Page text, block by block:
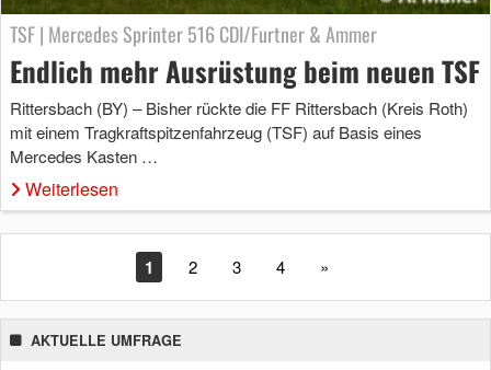
TSF | Mercedes Sprinter 516 CDI/Furtner & Ammer
Endlich mehr Ausrüstung beim neuen TSF
Rittersbach (BY) – Bisher rückte die FF Rittersbach (Kreis Roth)
mit einem Tragkraftspitzenfahrzeug (TSF) auf Basis eines
Mercedes Kasten …
Weiterlesen
1 2 3 4 »
AKTUELLE UMFRAGE